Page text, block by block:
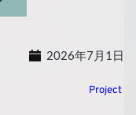
2026年7月1日
Project